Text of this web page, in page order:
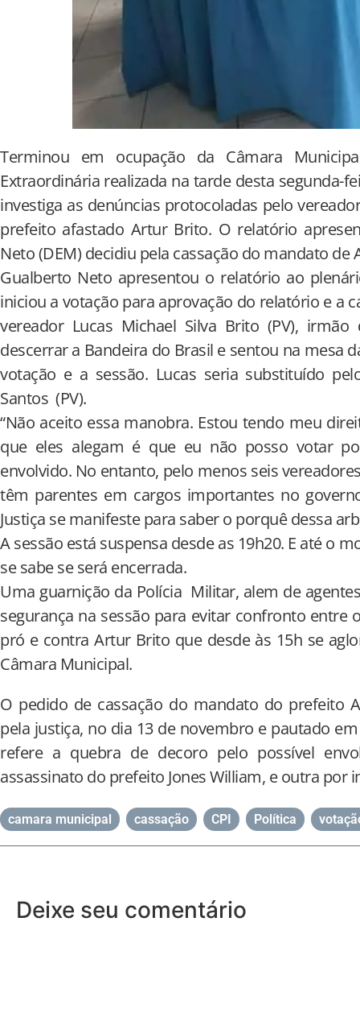
Terminou em ocupação da Câmara
Extraordinária realizada na tarde desta segunda-
investiga as denúncias protocoladas pelo
prefeito afastado Artur Brito. O relatório
Neto (DEM) decidiu pela cassação do mandato de
Gualberto Neto apresentou o relatório ao
iniciou a votação para aprovação do relatório e a
vereador Lucas Michael Silva Brito (PV),
descerrar a Bandeira do Brasil e sentou na mesa
votação e a sessão. Lucas seria substituído
Santos (PV).
“Não aceito essa manobra. Estou tendo meu
que eles alegam é que eu não posso votar
envolvido. No entanto, pelo menos seis
têm parentes em cargos importantes no
Justiça se manifeste para saber o porquê dessa
A sessão está suspensa desde as 19h20. E até o
se sabe se será encerrada.
Uma guarnição da Polícia Militar, alem de
segurança na sessão para evitar confronto entre
pró e contra Artur Brito que desde às 15h se
Câmara Municipal.
O pedido de cassação do mandato do prefeito
pela justiça, no dia 13 de novembro e pautado
refere a quebra de decoro pelo possível
assassinato do prefeito Jones William, e outra
camara municipal cassação CPI Política
Deixe seu comentário